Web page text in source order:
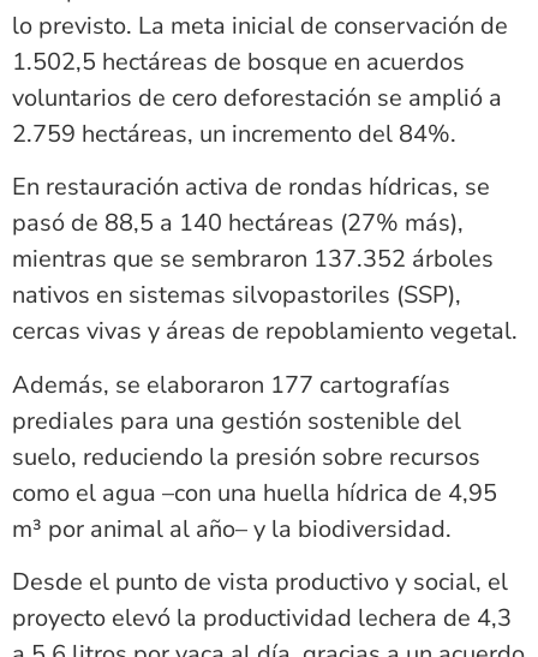
lo previsto. La meta inicial de conservación de
1.502,5 hectáreas de bosque en acuerdos
voluntarios de cero deforestación se amplió a
2.759 hectáreas, un incremento del 84%.
En restauración activa de rondas hídricas, se
pasó de 88,5 a 140 hectáreas (27% más),
mientras que se sembraron 137.352 árboles
nativos en sistemas silvopastoriles (SSP),
cercas vivas y áreas de repoblamiento vegetal.
Además, se elaboraron 177 cartografías
prediales para una gestión sostenible del
suelo, reduciendo la presión sobre recursos
como el agua –con una huella hídrica de 4,95
m³ por animal al año– y la biodiversidad.
Desde el punto de vista productivo y social, el
proyecto elevó la productividad lechera de 4,3